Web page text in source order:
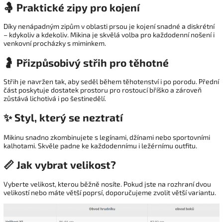
🤱 Praktické zipy pro kojení
Díky nenápadným zipům v oblasti prsou je kojení snadné a diskrétní
– kdykoliv a kdekoliv. Mikina je skvělá volba pro každodenní nošení i
venkovní procházky s miminkem.
🤰 Přizpůsobivý střih pro těhotné
Střih je navržen tak, aby seděl během těhotenství i po porodu. Přední
část poskytuje dostatek prostoru pro rostoucí bříško a zároveň
zůstává lichotivá i po šestinedělí.
✨ Styl, který se neztratí
Mikinu snadno zkombinujete s legínami, džínami nebo sportovními
kalhotami. Skvěle padne ke každodennímu i ležérnímu outfitu.
📏 Jak vybrat velikost?
Vyberte velikost, kterou běžně nosíte. Pokud jste na rozhraní dvou
velikostí nebo máte větší poprsí, doporučujeme zvolit větší variantu.